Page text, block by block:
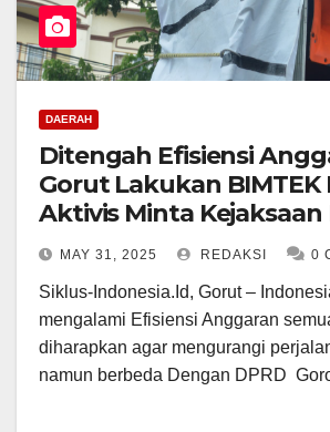
DAERAH
Ditengah Efisiensi
Gorut Lakukan BIMTEK
Aktivis Minta Kejaksaan
Anggaran BIMTEK
MAY 31, 2025 REDAKSI 0
Siklus-Indonesia.Id, Gorut –
mengalami Efisiensi Anggaran
diharapkan agar mengurangi
namun berbeda Dengan DPRD